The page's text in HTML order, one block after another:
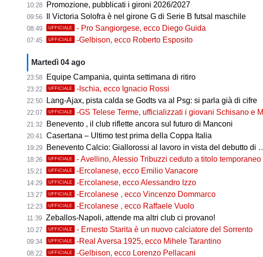
10:28 Promozione, pubblicati i gironi 2026/2027
09:56 Il Victoria Solofra è nel girone G di Serie B futsal maschile
08:49 UFFICIALE - Pro Sangiorgese, ecco Diego Guida
07:45 UFFICIALE -Gelbison, ecco Roberto Esposito
Martedì 04 ago
23:58 Equipe Campania, quinta settimana di ritiro
23:22 UFFICIALE -Ischia, ecco Ignacio Rossi
22:50 Lang-Ajax, pista calda se Godts va al Psg: si parla già di cifre
22:07 UFFICIALE -GS Telese Terme, ufficializzati i giovani Schisano e Miretto
21:32 Benevento , il club riflette ancora sul futuro di Manconi
20:41 Casertana – Ultimo test prima della Coppa Italia
19:29 Benevento Calcio: Giallorossi al lavoro in vista del debutto di Coppa Italia
18:26 UFFICIALE - Avellino, Alessio Tribuzzi ceduto a titolo temporaneo al Bari
15:21 UFFICIALE -Ercolanese, ecco Emilio Vanacore
14:29 UFFICIALE -Ercolanese, ecco Alessandro Izzo
13:27 UFFICIALE -Ercolanese , ecco Vincenzo Dommarco
12:23 UFFICIALE -Ercolanese , ecco Raffaele Vuolo
11:39 Zeballos-Napoli, attende ma altri club ci provano!
10:27 UFFICIALE - Ernesto Starita è un nuovo calciatore del Sorrento
09:34 UFFICIALE -Real Aversa 1925, ecco Mihele Tarantino
08:22 UFFICIALE -Gelbison, ecco Lorenzo Pellacani